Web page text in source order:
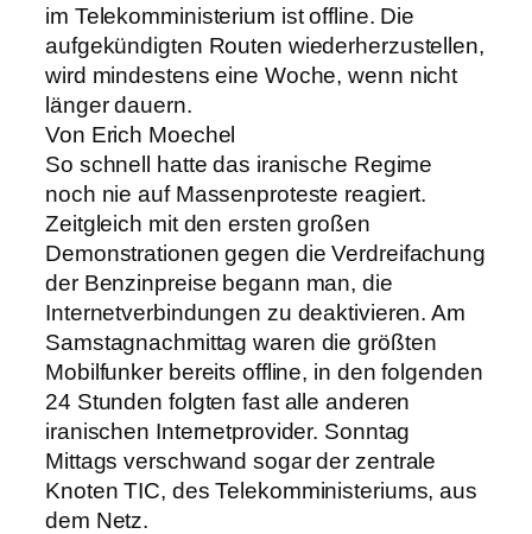
im Telekomministerium ist offline. Die
aufgekündigten Routen wiederherzustellen,
wird mindestens eine Woche, wenn nicht
länger dauern.
Von Erich Moechel
So schnell hatte das iranische Regime
noch nie auf Massenproteste reagiert.
Zeitgleich mit den ersten großen
Demonstrationen gegen die Verdreifachung
der Benzinpreise begann man, die
Internetverbindungen zu deaktivieren. Am
Samstagnachmittag waren die größten
Mobilfunker bereits offline, in den folgenden
24 Stunden folgten fast alle anderen
iranischen Internetprovider. Sonntag
Mittags verschwand sogar der zentrale
Knoten TIC, des Telekomministeriums, aus
dem Netz.